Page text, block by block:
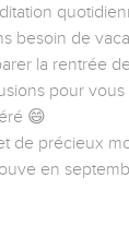
besoin de
la rentrée
pour
😄
de précieux
en